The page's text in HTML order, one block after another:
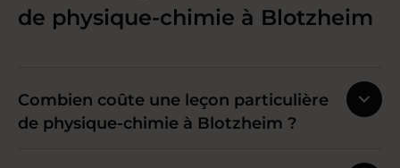
de physique-chimie à Blotzheim
Combien coûte une leçon particulière
de physique-chimie à Blotzheim ?